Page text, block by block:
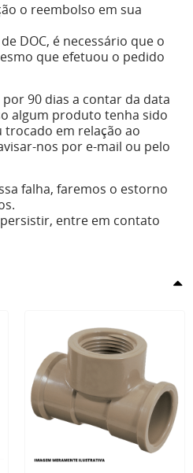
o reembolso em sua
DOC, é necessário que o
que efetuou o pedido
90 dias a contar da data
algum produto tenha sido
em relação ao
nos por e-mail ou pelo
falha, faremos o estorno
entre em contato